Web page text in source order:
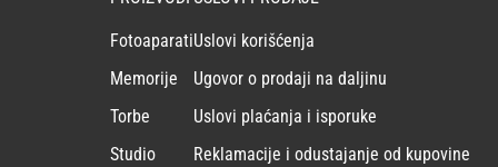
Fotoaparati
Memorije
Torbe
Studio
Uslovi korišćenja
Ugovor o prodaji na daljinu
Uslovi plaćanja i isporuke
Reklamacije i odustajanje od kupovine